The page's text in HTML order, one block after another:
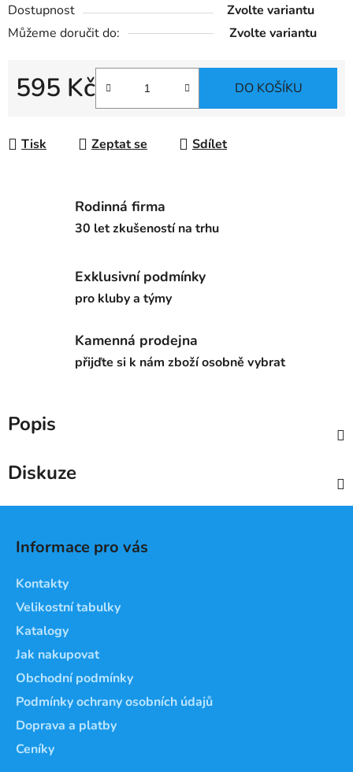
Dostupnost
Zvolte variantu
Můžeme doručit do:
Zvolte variantu
595 Kč DO KOŠÍKU
Tisk Zeptat se Sdílet
Rodinná firma
30 let zkušeností na trhu
Exklusivní podmínky
pro kluby a týmy
Kamenná prodejna
přijďte si k nám zboží osobně vybrat
Popis
Diskuze
Informace pro vás
Kontakty
Velikostní tabulky
Katalogy
Jak nakupovat
Obchodní podmínky
Podmínky ochrany osobních údajů
Doprava a platby
Ceníky